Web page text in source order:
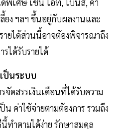
ยง ฯลฯ ขึ้นอยู่กับผลงานและ
ยได้ส่วนนี้อาจต้องพิจารณาถึง
ได้รับรายได้
ป็นระบบ
จัดสรรเงินเดือนที่ได้รับความ
น ค่าใช้จ่ายตามต้องการ รวมถึง
ทำตามได้ง่าย รักษาสมดุล